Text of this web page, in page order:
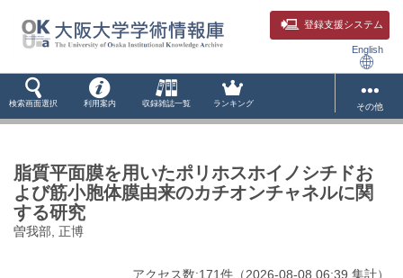
登録支援システム
English
検索画面選択 利用案内 収録雑誌一覧 ランキング その他
脂質平面膜を用いたポリホスホイノシチドお
よび筋小胞体膜由来のカチオンチャネルに関
する研究
曽我部, 正博
アクセス数:171件 （2026-08-08 06:39 集計）